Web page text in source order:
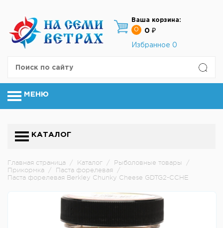
Ваша корзина:
0
0 ₽
Избранное 0
МЕНЮ
КАТАЛОГ
Главная страница / Каталог / Рыболовные товары
/
Прикормка / Паста форелевая
/
Паста форелевая Berkley Chunky Cheese GDTG2-CCHE